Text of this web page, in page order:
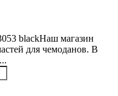
blackНаш магазин
для чемоданов. В